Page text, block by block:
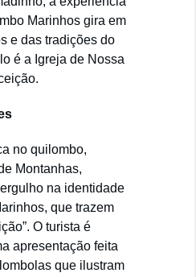
Marinhos gira em
e das tradições do
é a Igreja de Nossa
no quilombo,
Montanhas,
na identidade
que trazem
O turista é
apresentação feita
que ilustram